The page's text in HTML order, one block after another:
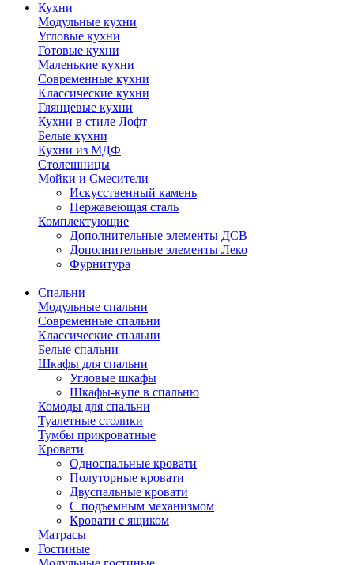
Кухни
Модульные кухни
Угловые кухни
Готовые кухни
Маленькие кухни
Современные кухни
Классические кухни
Глянцевые кухни
Кухни в стиле Лофт
Белые кухни
Кухни из МДФ
Столешницы
Мойки и Смесители
Искусственный камень
Нержавеющая сталь
Комплектующие
Дополнительные элементы ДСВ
Дополнительные элементы Леко
Фурнитура
Спальни
Модульные спальни
Современные спальни
Классические спальни
Белые спальни
Шкафы для спальни
Угловые шкафы
Шкафы-купе в спальню
Комоды для спальни
Туалетные столики
Тумбы прикроватные
Кровати
Односпальные кровати
Полуторные кровати
Двуспальные кровати
С подъемным механизмом
Кровати с ящиком
Матрасы
Гостиные